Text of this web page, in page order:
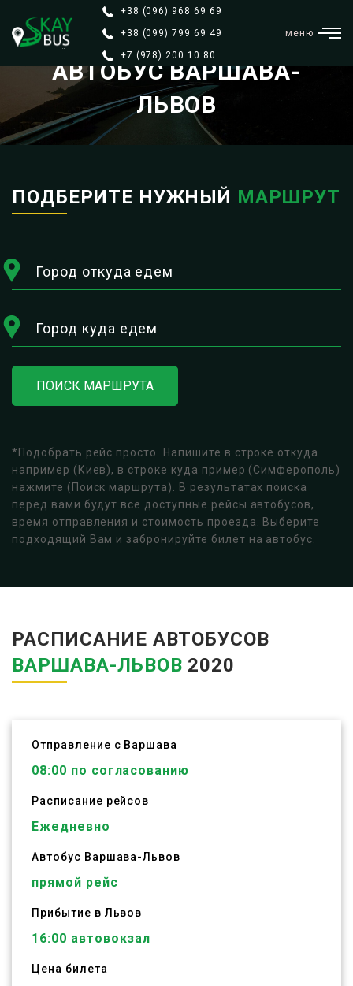
+38 (096) 968 69 69
+38 (099) 799 69 49
+7 (978) 200 10 80
меню
АВТОБУС ВАРШАВА-
ЛЬВОВ
ПОДБЕРИТЕ НУЖНЫЙ МАРШРУТ
Город откуда едем
Город куда едем
ПОИСК МАРШРУТА
*Подобрать рейс просто. Напишите в строке откуда
например (Киев), в строке куда пример (Симферополь)
нажмите (Поиск маршрута). В результатах поиска
перед вами будут все доступные рейсы автобусов,
время отправления и стоимость проезда. Выберите
подходящий Вам и забронируйте билет на автобус.
РАСПИСАНИЕ АВТОБУСОВ
ВАРШАВА-ЛЬВОВ 2020
Отправление с Варшава
08:00 по согласованию
Расписание рейсов
Ежедневно
Автобус Варшава-Львов
прямой рейс
Прибытие в Львов
16:00 автовокзал
Цена билета